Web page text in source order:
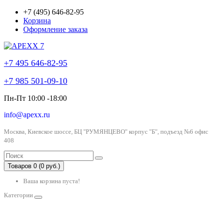
+7 (495) 646-82-95
Корзина
Оформление заказа
+7 495 646-82-95
+7 985 501-09-10
Пн-Пт 10:00 -18:00
info@apexx.ru
Москва, Киевское шоссе, БЦ "РУМЯНЦЕВО" корпус "Б", подъезд №6 офис
408
Товаров 0 (0 руб.)
Ваша корзина пуста!
Категории